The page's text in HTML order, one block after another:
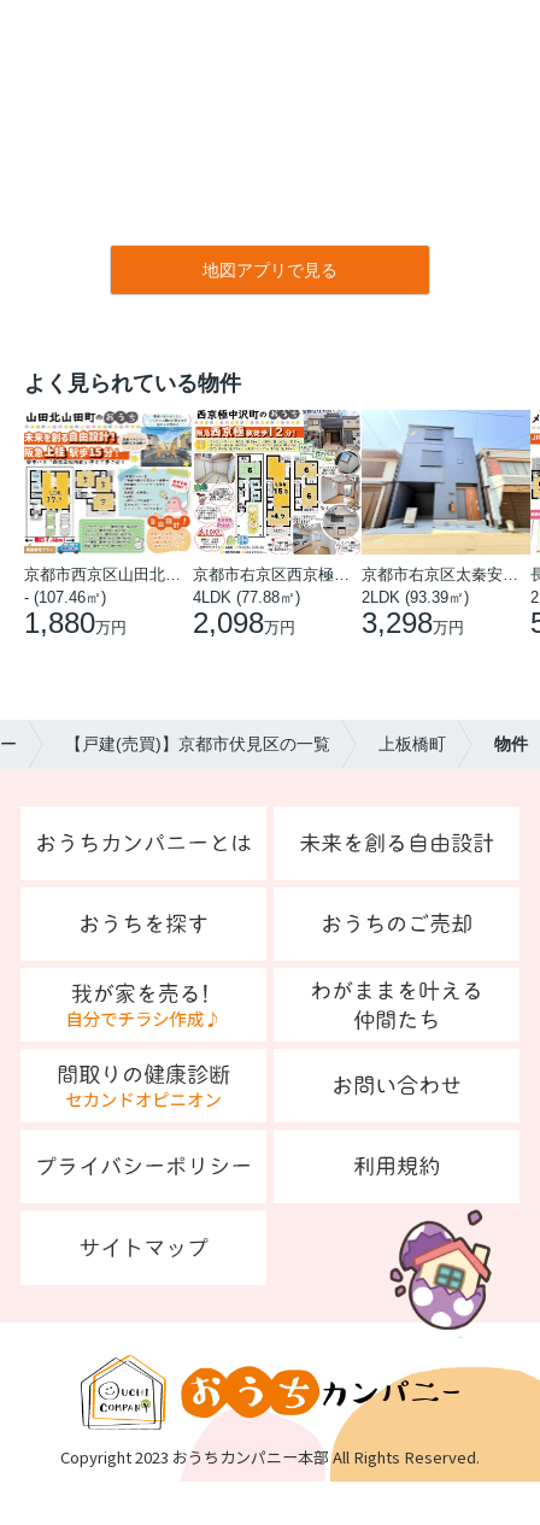
地図アプリで見る
よく見られている物件
- (107.46㎡)
1,880万円
4LDK (77.88㎡)
2,098万円
2LDK (93.39㎡)
3,298万円
【戸建(売買)】京都市伏見区の一覧 上板橋町 物件
Copyright 2023 おうちカンパニー本部 All Rights Reserved.